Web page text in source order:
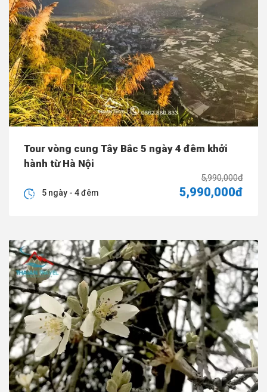
Tour vòng cung Tây Bắc 5 ngày 4 đêm khởi
hành từ Hà Nội
5,990,000đ
5,990,000đ
5 ngày - 4 đêm